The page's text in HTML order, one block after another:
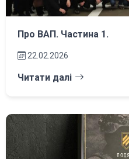
Про ВАП. Частина 1.
22.02.2026
Читати далі